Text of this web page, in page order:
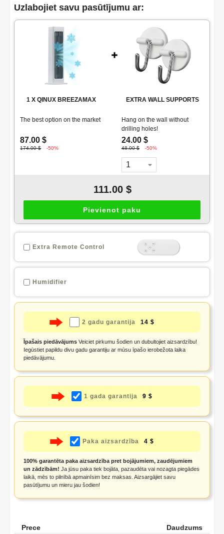
Uzlabojiet savu pasūtījumu ar:
1 X QINUX BREEZAMAX
The best option on the market
87.00 $
174.00 $ -50%
EXTRA WALL SUPPORTS
Hang on the wall without
drilling holes!
24.00 $
48.00 $ -50%
111.00 $
Pievienot paku
Extra Remote Control
Humidifier
2 gadu garantija 14 $
Īpašais piedāvājums Veiciet pirkumu šodien un dubultojiet aizsardzību!
Iegūstiet papildu divu gadu garantiju ar mūsu īpašo ierobežota laika
piedāvājumu.
1 gada garantija 9 $
Paka aizsardzība 4 $
100% garantēta paka aizsardzība pret bojājumiem, zaudējumiem
un zādzībām! Ja jūsu paka tiek bojāta, pazaudēta vai nozagta piegādes
laikā, mēs to pilnībā apmainīsim bez maksas. Aizsargājiet savu
pasūtījumu un mieru jau šodien!
Prece Daudzums